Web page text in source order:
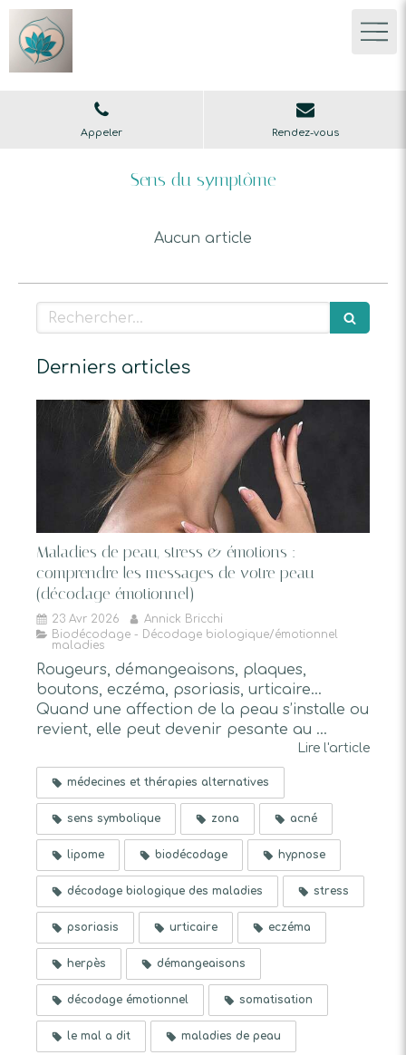
Appeler Rendez-vous
Sens du symptôme
Aucun article
Rechercher
Derniers articles
Maladies de peau, stress & émotions :
comprendre les messages de votre peau
(décodage émotionnel)
23 Avr 2026
Annick Bricchi
Biodécodage - Décodage biologique/émotionnel
maladies
Rougeurs, démangeaisons, plaques,
boutons, eczéma, psoriasis, urticaire…
Quand une affection de la peau s’installe ou
revient, elle peut devenir pesante au ...
Lire l'article
médecines et thérapies alternatives
sens symbolique zona acné
lipome biodécodage hypnose
décodage biologique des maladies stress
psoriasis urticaire eczéma
herpès démangeaisons
décodage émotionnel somatisation
le mal a dit maladies de peau